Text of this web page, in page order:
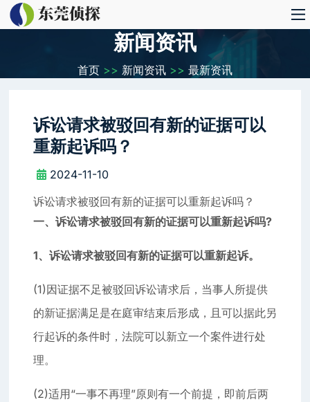
新闻资讯
首页 >> 新闻资讯 >> 最新资讯
诉讼请求被驳回有新的证据可以
重新起诉吗？
2024-11-10
诉讼请求被驳回有新的证据可以重新起诉吗？
一、诉讼请求被驳回有新的证据可以重新起诉吗?
1、诉讼请求被驳回有新的证据可以重新起诉。
(1)因证据不足被驳回诉讼请求后，当事人所提供
的新证据满足是在庭审结束后形成，且可以据此另
行起诉的条件时，法院可以新立一个案件进行处
理。
(2)适用“一事不再理”原则有一个前提，即前后两